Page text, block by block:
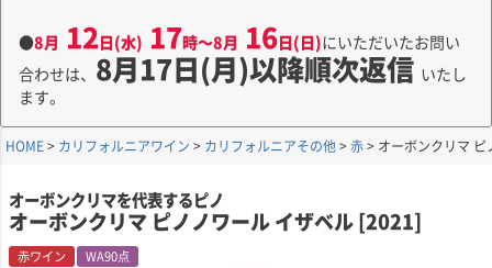
●8月 12日(水) 17時～8月 16日(日)にいただいたお問い
合わせは、 8月17日(月)以降順次返信 いたし
ます。
HOME カリフォルニアワイン カリフォルニアその他 赤 オーボンクリマ
オーボンクリマを代表するピノ
オーボンクリマ ピノノワール イザベル [2021]
赤ワイン WA90点